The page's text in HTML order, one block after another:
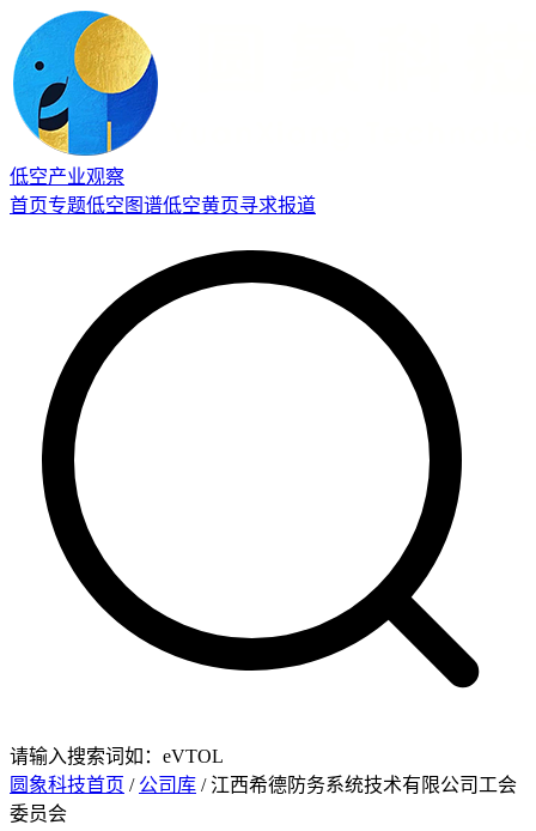
低空产业观察
首页专题低空图谱低空黄页寻求报道
请输入搜索词如：eVTOL
圆象科技首页 / 公司库 / 江西希德防务系统技术有限公司工会
委员会